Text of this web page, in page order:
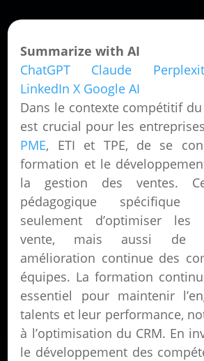
Summarize with AI
ChatGPT
Claude
LinkedIn X Google AI
Dans le contexte compétitif
est crucial pour les
PME, ETI et TPE, de se
formation et le
la gestion des ventes.
pédagogique
seulement d’optimiser les
vente, mais aussi de
amélioration continue des
équipes. La formation
essentiel pour maintenir
talents et leur performance,
à l’optimisation du CRM. En
le développement des